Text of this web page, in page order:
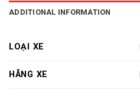
ADDITIONAL INFORMATION
LOẠI XE
HÃNG XE